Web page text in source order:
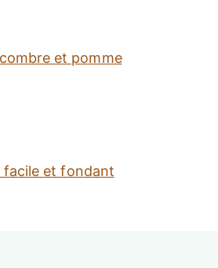
et pomme
facile et fondant